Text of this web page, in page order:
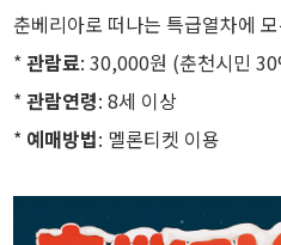
춘베리아로 떠나는 특급열차에
*관람료: 30,000원 (춘천시민
*관람연령: 8세 이상
* 예매방법: 멜론티켓 이용